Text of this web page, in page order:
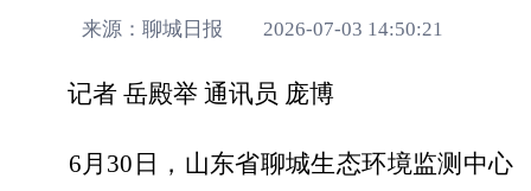
来源：聊城日报 2026-07-03 14:50:21
记者 岳殿举 通讯员 庞博
6月30日，山东省聊城生态环境监测中心